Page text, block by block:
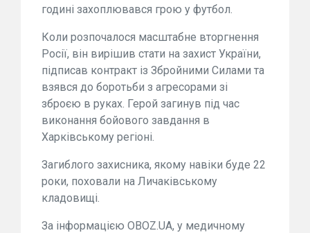
годині захоплювався грою у футбол.
Коли розпочалося масштабне вторгнення
Росії, він вирішив стати на захист України,
підписав контракт із Збройними Силами та
взявся до боротьби з агресорами зі
зброєю в руках. Герой загинув під час
виконання бойового завдання в
Харківському регіоні.
Загиблого захисника, якому навіки буде 22
роки, поховали на Личаківському
кладовищі.
За інформацією OBOZ.UA, у медичному